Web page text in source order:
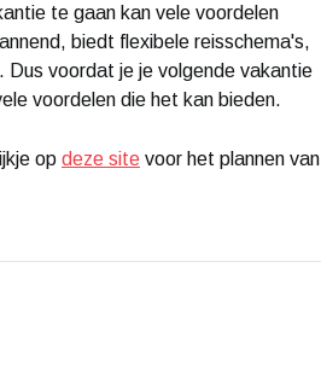
te gaan kan vele voordelen
biedt flexibele reisschema's,
voordat je je volgende vakantie
voordelen die het kan bieden.
op deze site voor het plannen van